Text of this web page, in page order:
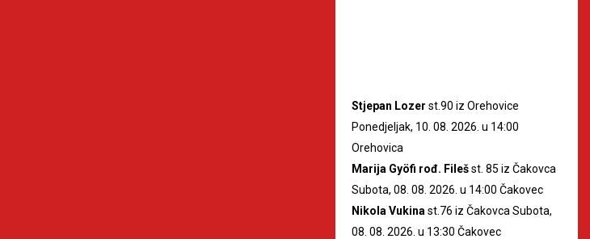
Stjepan Lozer st.90 iz Orehovice
Ponedjeljak, 10. 08. 2026. u 14:00
Orehovica
Marija Gyöfi rođ. Filešst. 85 iz Čakovca
Subota, 08. 08. 2026. u 14:00 Čakovec
Nikola Vukina st.76 iz Čakovca Subota,
08. 08. 2026. u 13:30 Čakovec